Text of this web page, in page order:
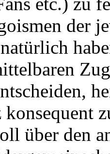
der
konsequent
über den